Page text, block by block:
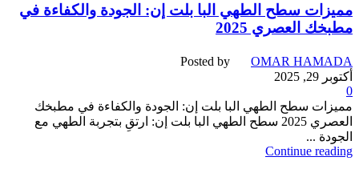
مميزات سطح الطهي البا بلت إن: الجودة والكفاءة في
مطبخك العصري 2025
Posted by
OMAR HAMADA
أكتوبر 29, 2025
0
مميزات سطح الطهي البا بلت إن: الجودة والكفاءة في مطبخك
العصري 2025 سطح الطهي البا بلت إن: ارتقِ بتجربة الطهي مع
الجودة ...
Continue reading